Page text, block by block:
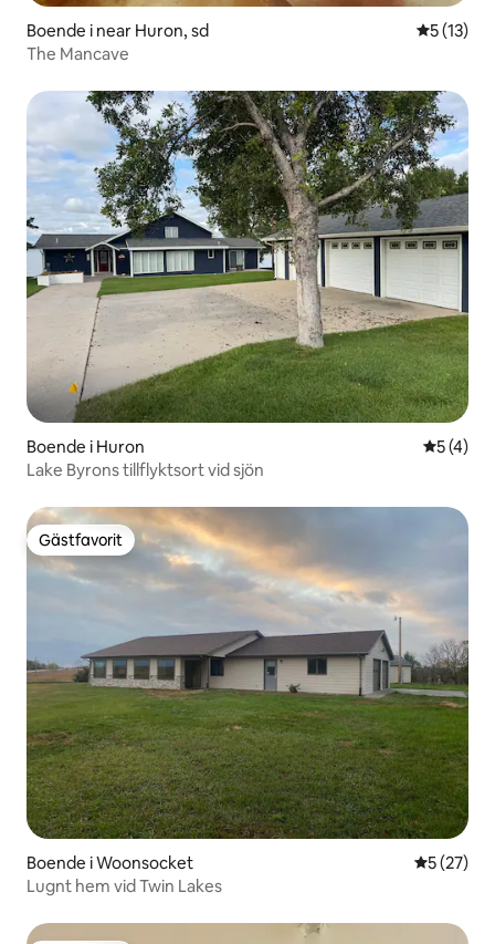
Boende i near Huron, sd 5 av 5 i
5 (13)
The Mancave
Boende i Huron 5 av 5 i
5 (4)
Lake Byrons tillflyktsort vid sjön
Gästfavorit
Gästfavorit
Boende i Woonsocket 5 av 5 i
5 (27)
Lugnt hem vid Twin Lakes